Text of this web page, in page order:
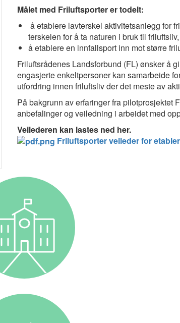
Målet med Friluftsporter er todelt:
å etablere lavterskel aktivitetsanlegg for
terskelen for å ta naturen i bruk til
å etablere en innfallsport inn mot større
Friluftsrådenes Landsforbund (FL) ønsker å
engasjerte enkeltpersoner kan samarbeide
utfordring innen friluftsliv der det meste av
På bakgrunn av erfaringer fra pilotprosjektet
anbefalinger og veiledning i arbeidet med
Veilederen kan lastes ned her.
Friluftsporter veileder for